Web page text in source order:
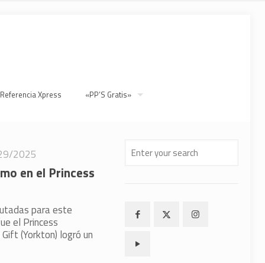
Xpress «PP’S Gratis»
2025
en el Princess
para este
el Princess
(Yorkton) logró un